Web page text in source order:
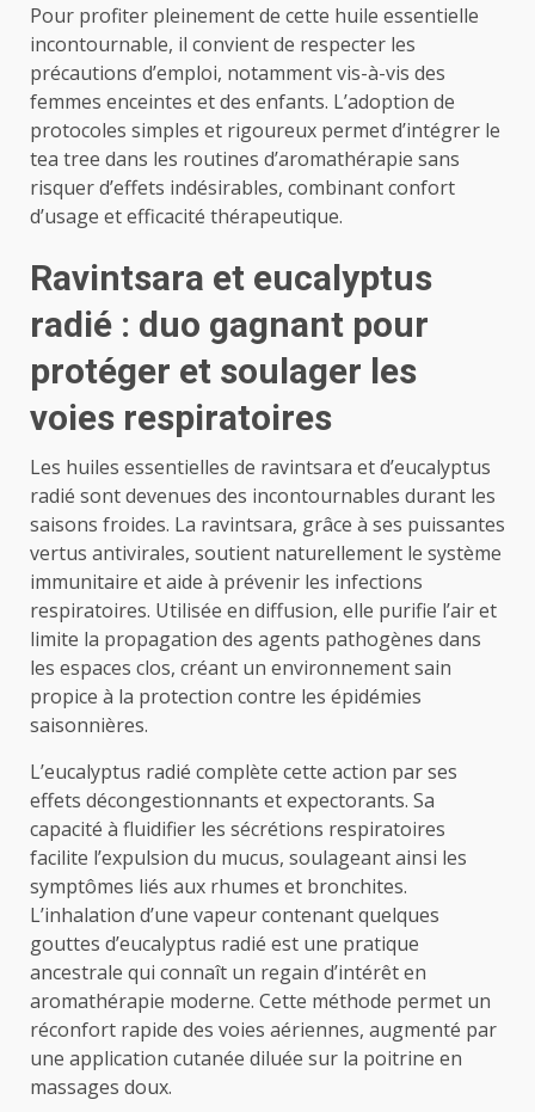
Pour profiter pleinement de cette huile essentielle
incontournable, il convient de respecter les
précautions d’emploi, notamment vis-à-vis des
femmes enceintes et des enfants. L’adoption de
protocoles simples et rigoureux permet d’intégrer le
tea tree dans les routines d’aromathérapie sans
risquer d’effets indésirables, combinant confort
d’usage et efficacité thérapeutique.
Ravintsara et eucalyptus
radié : duo gagnant pour
protéger et soulager les
voies respiratoires
Les huiles essentielles de ravintsara et d’eucalyptus
radié sont devenues des incontournables durant les
saisons froides. La ravintsara, grâce à ses puissantes
vertus antivirales, soutient naturellement le système
immunitaire et aide à prévenir les infections
respiratoires. Utilisée en diffusion, elle purifie l’air et
limite la propagation des agents pathogènes dans
les espaces clos, créant un environnement sain
propice à la protection contre les épidémies
saisonnières.
L’eucalyptus radié complète cette action par ses
effets décongestionnants et expectorants. Sa
capacité à fluidifier les sécrétions respiratoires
facilite l’expulsion du mucus, soulageant ainsi les
symptômes liés aux rhumes et bronchites.
L’inhalation d’une vapeur contenant quelques
gouttes d’eucalyptus radié est une pratique
ancestrale qui connaît un regain d’intérêt en
aromathérapie moderne. Cette méthode permet un
réconfort rapide des voies aériennes, augmenté par
une application cutanée diluée sur la poitrine en
massages doux.